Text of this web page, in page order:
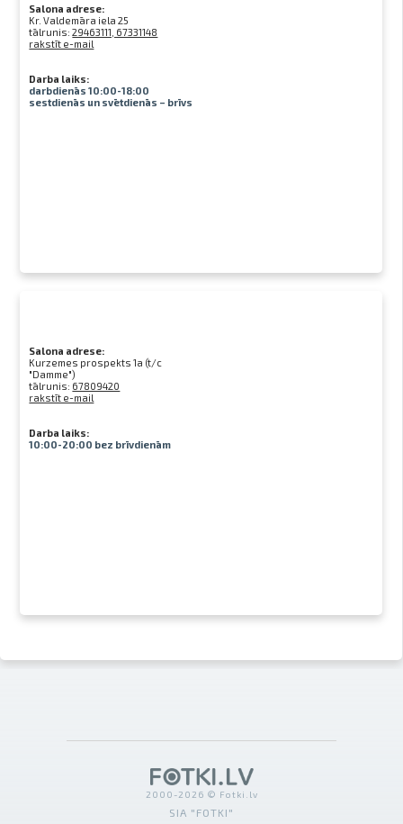
Salona adrese:
Kr. Valdemāra iela 25
tālrunis:29463111, 67331148
rakstīt e-mail
Darba laiks:
darbdienās 10:00-18:00
sestdienās un svētdienās – brīvs
Salona adrese:
Kurzemes prospekts 1a (t/c
"Damme")
tālrunis: 67809420
rakstīt e-mail
Darba laiks:
10:00-20:00 bez brīvdienām
2000-2026 © Fotki.lv
SIA "FOTKI"